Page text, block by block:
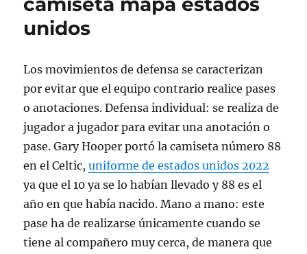
unidos
Los movimientos de defensa se caracterizan
por evitar que el equipo contrario realice pases
o anotaciones. Defensa individual: se realiza de
jugador a jugador para evitar una anotación o
pase. Gary Hooper portó la camiseta número 88
en el Celtic,uniforme de estados unidos 2022
ya que el 10 ya se lo habían llevado y 88 es el
año en que había nacido. Mano a mano: este
pase ha de realizarse únicamente cuando se
tiene al compañero muy cerca, de manera que